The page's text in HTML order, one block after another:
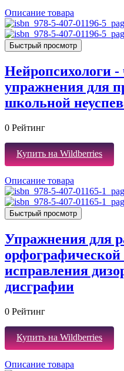
Описание товара
Быстрый просмотр
Нейропсихологи
упражнения для
школьной
0 Рейтинг
Купить на Wildberries
Описание товара
Быстрый просмотр
Упражнения для
орфографической
исправления
дисграфии
0 Рейтинг
Купить на Wildberries
Описание товара